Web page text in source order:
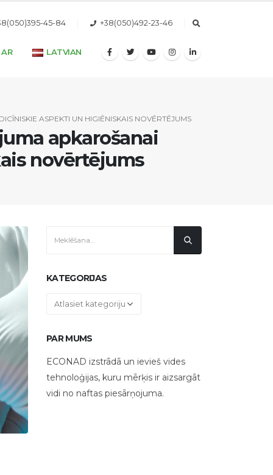
45-84 +38(050)492-23-46
LATVIAN
ASPEKTI UN HIGIĒNISKAIS NOVĒRTĒJUMS
apkarošanai
novērtējums
KATEGORIJAS
Kategorijas
PAR MUMS
ECONAD izstrādā un ievieš vides
tehnoloģijas, kuru mērķis ir aizsargāt
vidi no naftas piesārņojuma.